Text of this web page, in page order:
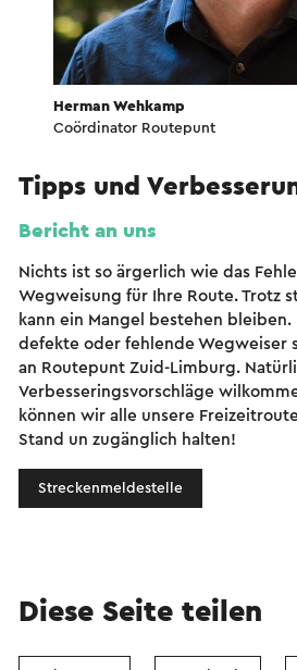
Herman Wehkamp
Coördinator Routepunt
Tipps und
Bericht an uns
Nichts ist so ärgerlich wie das
Wegweisung für Ihre Route. Trotz
kann ein Mangel bestehen bleiben.
defekte oder fehlende Wegweiser
an Routepunt Zuid-Limburg.
Verbesseringsvorschläge
können wir alle unsere
Stand un zugänglich halten!
Streckenmeldestelle
Diese Seite teilen